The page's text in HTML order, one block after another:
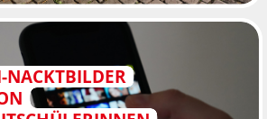
NACKTBILDER